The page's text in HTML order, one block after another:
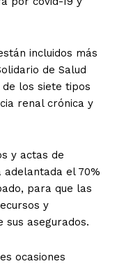
incluidos más
de Salud
los siete tipos
renal crónica y
y actas de
el 70%
para que las
y
sus asegurados.
ocasiones